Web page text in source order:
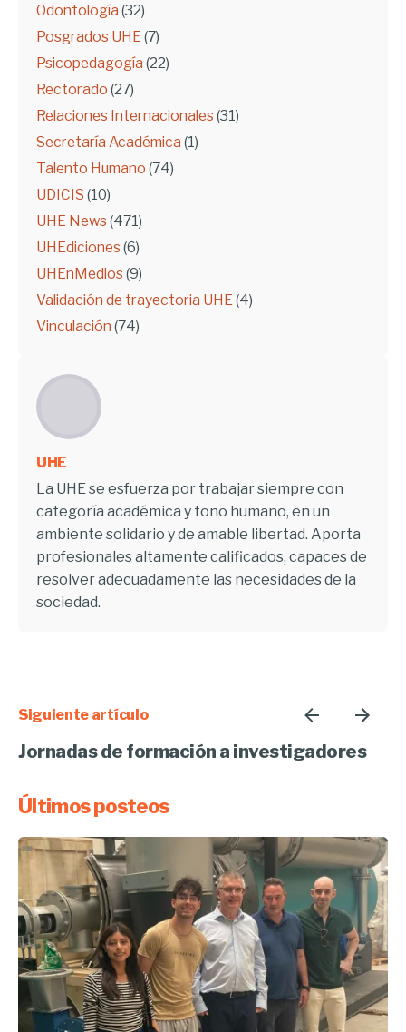
Odontología (32)
Posgrados UHE (7)
Psicopedagogía (22)
Rectorado (27)
Relaciones Internacionales (31)
Secretaría Académica (1)
Talento Humano (74)
UDICIS (10)
UHE News (471)
UHEdiciones (6)
UHEnMedios (9)
Validación de trayectoria UHE (4)
Vinculación (74)
UHE
La UHE se esfuerza por trabajar siempre con
categoría académica y tono humano, en un
ambiente solidario y de amable libertad. Aporta
profesionales altamente calificados, capaces de
resolver adecuadamente las necesidades de la
sociedad.
Siguiente artículo
Jornadas de formación a investigadores
Últimos posteos